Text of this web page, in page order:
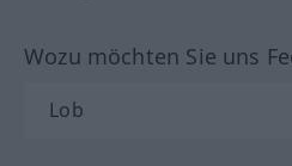
Wozu möchten Sie uns